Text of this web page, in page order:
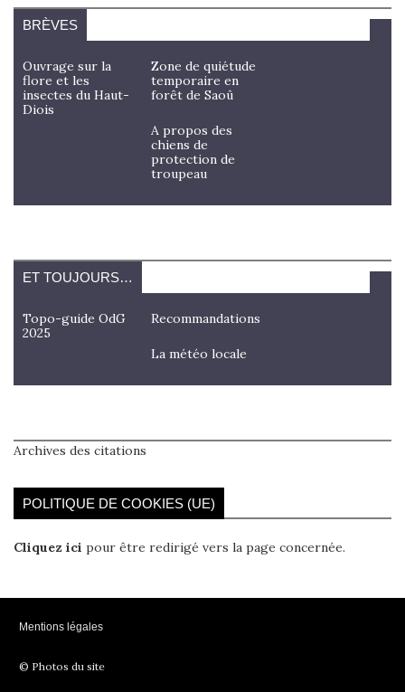
BRÈVES
Ouvrage sur la
flore et les
insectes du Haut-
Diois
Zone de quiétude
temporaire en
forêt de Saoû
A propos des
chiens de
protection de
troupeau
ET TOUJOURS…
Topo-guide OdG
2025
Recommandations
La météo locale
Archives des citations
POLITIQUE DE COOKIES (UE)
Cliquez ici pour être redirigé vers la page concernée.
Mentions légales
© Photos du site